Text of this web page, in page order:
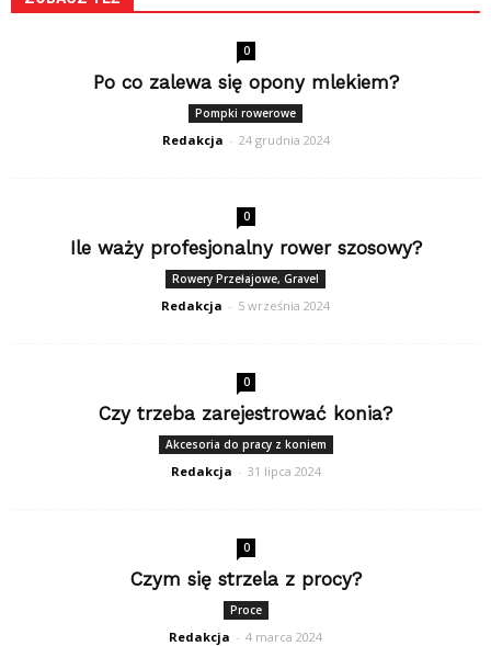
0
Po co zalewa się opony mlekiem?
Pompki rowerowe
Redakcja - 24 grudnia 2024
0
Ile waży profesjonalny rower szosowy?
Rowery Przełajowe, Gravel
Redakcja - 5 września 2024
0
Czy trzeba zarejestrować konia?
Akcesoria do pracy z koniem
Redakcja - 31 lipca 2024
0
Czym się strzela z procy?
Proce
Redakcja - 4 marca 2024